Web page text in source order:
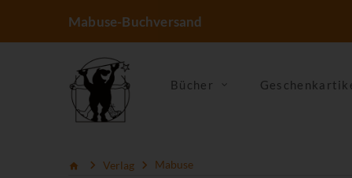
Mabuse-Buchversand
Bücher
Verlag Mabuse